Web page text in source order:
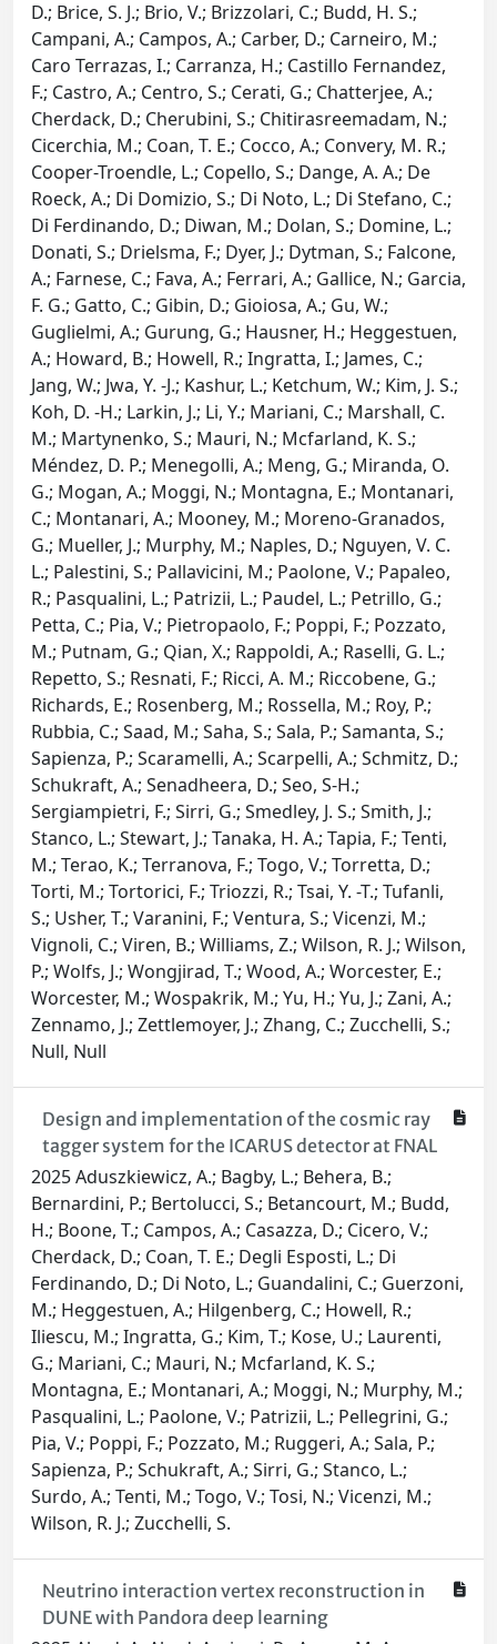
D.; Brice, S. J.; Brio, V.; Brizzolari, C.; Budd, H. S.;
Campani, A.; Campos, A.; Carber, D.; Carneiro, M.;
Caro Terrazas, I.; Carranza, H.; Castillo Fernandez,
F.; Castro, A.; Centro, S.; Cerati, G.; Chatterjee, A.;
Cherdack, D.; Cherubini, S.; Chitirasreemadam, N.;
Cicerchia, M.; Coan, T. E.; Cocco, A.; Convery, M. R.;
Cooper-Troendle, L.; Copello, S.; Dange, A. A.; De
Roeck, A.; Di Domizio, S.; Di Noto, L.; Di Stefano, C.;
Di Ferdinando, D.; Diwan, M.; Dolan, S.; Domine, L.;
Donati, S.; Drielsma, F.; Dyer, J.; Dytman, S.; Falcone,
A.; Farnese, C.; Fava, A.; Ferrari, A.; Gallice, N.; Garcia,
F. G.; Gatto, C.; Gibin, D.; Gioiosa, A.; Gu, W.;
Guglielmi, A.; Gurung, G.; Hausner, H.; Heggestuen,
A.; Howard, B.; Howell, R.; Ingratta, I.; James, C.;
Jang, W.; Jwa, Y. -J.; Kashur, L.; Ketchum, W.; Kim, J. S.;
Koh, D. -H.; Larkin, J.; Li, Y.; Mariani, C.; Marshall, C.
M.; Martynenko, S.; Mauri, N.; Mcfarland, K. S.;
Méndez, D. P.; Menegolli, A.; Meng, G.; Miranda, O.
G.; Mogan, A.; Moggi, N.; Montagna, E.; Montanari,
C.; Montanari, A.; Mooney, M.; Moreno-Granados,
G.; Mueller, J.; Murphy, M.; Naples, D.; Nguyen, V. C.
L.; Palestini, S.; Pallavicini, M.; Paolone, V.; Papaleo,
R.; Pasqualini, L.; Patrizii, L.; Paudel, L.; Petrillo, G.;
Petta, C.; Pia, V.; Pietropaolo, F.; Poppi, F.; Pozzato,
M.; Putnam, G.; Qian, X.; Rappoldi, A.; Raselli, G. L.;
Repetto, S.; Resnati, F.; Ricci, A. M.; Riccobene, G.;
Richards, E.; Rosenberg, M.; Rossella, M.; Roy, P.;
Rubbia, C.; Saad, M.; Saha, S.; Sala, P.; Samanta, S.;
Sapienza, P.; Scaramelli, A.; Scarpelli, A.; Schmitz, D.;
Schukraft, A.; Senadheera, D.; Seo, S-H.;
Sergiampietri, F.; Sirri, G.; Smedley, J. S.; Smith, J.;
Stanco, L.; Stewart, J.; Tanaka, H. A.; Tapia, F.; Tenti,
M.; Terao, K.; Terranova, F.; Togo, V.; Torretta, D.;
Torti, M.; Tortorici, F.; Triozzi, R.; Tsai, Y. -T.; Tufanli,
S.; Usher, T.; Varanini, F.; Ventura, S.; Vicenzi, M.;
Vignoli, C.; Viren, B.; Williams, Z.; Wilson, R. J.; Wilson,
P.; Wolfs, J.; Wongjirad, T.; Wood, A.; Worcester, E.;
Worcester, M.; Wospakrik, M.; Yu, H.; Yu, J.; Zani, A.;
Zennamo, J.; Zettlemoyer, J.; Zhang, C.; Zucchelli, S.;
Null, Null
Design and implementation of the cosmic ray
tagger system for the ICARUS detector at FNAL
2025 Aduszkiewicz, A.; Bagby, L.; Behera, B.;
Bernardini, P.; Bertolucci, S.; Betancourt, M.; Budd,
H.; Boone, T.; Campos, A.; Casazza, D.; Cicero, V.;
Cherdack, D.; Coan, T. E.; Degli Esposti, L.; Di
Ferdinando, D.; Di Noto, L.; Guandalini, C.; Guerzoni,
M.; Heggestuen, A.; Hilgenberg, C.; Howell, R.;
Iliescu, M.; Ingratta, G.; Kim, T.; Kose, U.; Laurenti,
G.; Mariani, C.; Mauri, N.; Mcfarland, K. S.;
Montagna, E.; Montanari, A.; Moggi, N.; Murphy, M.;
Pasqualini, L.; Paolone, V.; Patrizii, L.; Pellegrini, G.;
Pia, V.; Poppi, F.; Pozzato, M.; Ruggeri, A.; Sala, P.;
Sapienza, P.; Schukraft, A.; Sirri, G.; Stanco, L.;
Surdo, A.; Tenti, M.; Togo, V.; Tosi, N.; Vicenzi, M.;
Wilson, R. J.; Zucchelli, S.
Neutrino interaction vertex reconstruction in
DUNE with Pandora deep learning